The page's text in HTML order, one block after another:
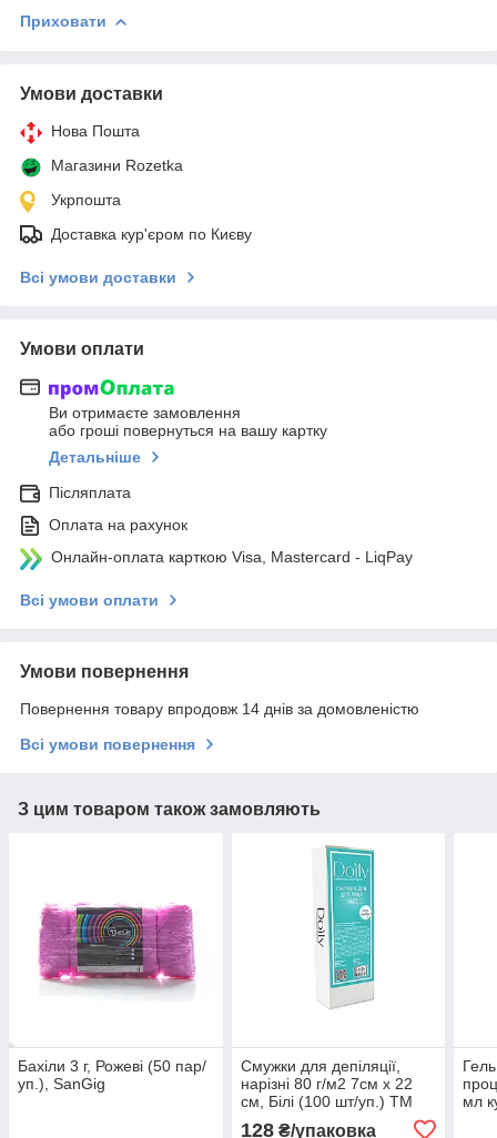
Приховати
Умови доставки
Нова Пошта
Магазини Rozetka
Укрпошта
Доставка кур'єром по Києву
Всі умови доставки
Умови оплати
Ви отримаєте замовлення
або гроші повернуться на вашу картку
Детальніше
Післяплата
Оплата на рахунок
Онлайн-оплата карткою Visa, Mastercard - LiqPay
Всі умови оплати
Умови повернення
Повернення товару впродовж 14 днів за домовленістю
Всі умови повернення
З цим товаром також замовляють
Бахіли 3 г, Рожеві (50 пар/
уп.), SanGig
Смужки для депіляції,
нарізні 80 г/м2 7см х 22
см, Білі (100 шт/уп.) ТМ
128₴/упаковка
мл